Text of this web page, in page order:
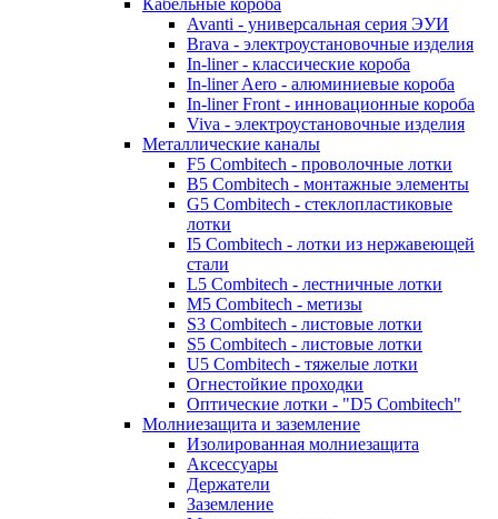
Avanti - универсальная серия ЭУИ
Brava - электроустановочные изделия
In-liner - классические короба
In-liner Aero - алюминиевые короба
In-liner Front - инновационные короба
Viva - электроустановочные изделия
Металлические каналы
F5 Combitech - проволочные лотки
B5 Combitech - монтажные элементы
G5 Combitech - стеклопластиковые
лотки
I5 Combitech - лотки из нержавеющей
стали
L5 Combitech - лестничные лотки
M5 Combitech - метизы
S3 Combitech - листовые лотки
S5 Combitech - листовые лотки
U5 Combitech - тяжелые лотки
Огнестойкие проходки
Оптические лотки - "D5 Combitech"
Молниезащита и заземление
Изолированная молниезащита
Аксессуары
Держатели
Заземление